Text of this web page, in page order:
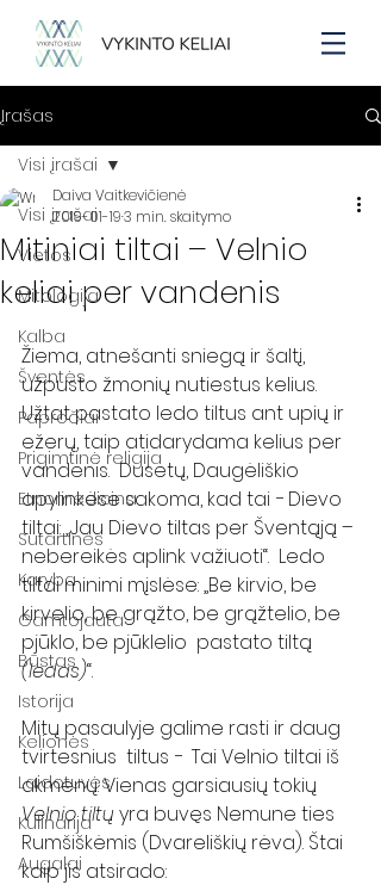
Įrašas
Visi įrašai
Vietos
Mitologija
Kalba
Šventės
Papročiai
Prigimtinė religija
Etnomedicina
Sutartinės
Karyba
Gamtojauta
Būstas
Istorija
Kelionės
Laidotuvės
Kulinarija
Augalai
Visi įrašai
Mitiniai tiltai – Velnio
keliai per vandenis
Daiva Vaitkevičienė
2019-01-193 min. skaitymo
Žiema, atnešanti sniegą ir šaltį,
užpusto žmonių nutiestus kelius.
Užtat pastato ledo tiltus ant upių ir
ežerų, taip atidarydama kelius per
vandenis.  Dusetų, Daugėliškio
apylinkėse sakoma, kad tai − Dievo
tiltai: „Jau Dievo tiltas per Šventąją –
nebereikės aplink važiuoti“.  Ledo
tiltai minimi mįslėse: „Be kirvio, be
kirvelio, be grąžto, be grąžtelio, be
pjūklo, be pjūklelio  pastato tiltą
(ledas)“.
Mitų pasaulyje galime rasti ir daug
tvirtesnius  tiltus −  Tai Velnio tiltai iš
akmenų. Vienas garsiausių tokių
Velnio tiltų yra buvęs Nemune ties
Rumšiškėmis (Dvareliškių rėva). Štai
kaip jis atsirado: